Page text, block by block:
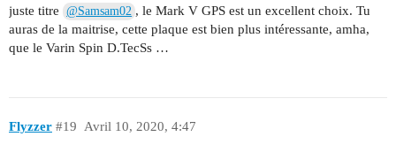
juste titre
@Samsam02 , le Mark V GPS est un excellent choix. Tu
auras de la maitrise, cette plaque est bien plus intéressante, amha,
que le Varin Spin D.TecSs …
Flyzzer Avril 10, 2020, 4:47
#19